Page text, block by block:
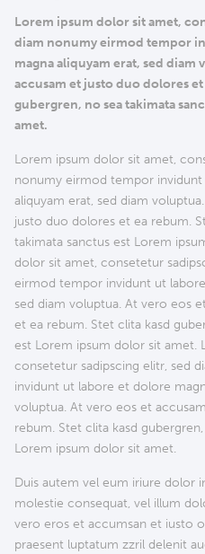
Lorem ipsum dolor sit amet,
diam nonumy eirmod tempor
magna aliquyam erat, sed diam
accusam et justo duo dolores
gubergren, no sea takimata
amet.
Lorem ipsum dolor sit amet,
nonumy eirmod tempor
aliquyam erat, sed diam
justo duo dolores et ea rebum.
takimata sanctus est Lorem
dolor sit amet, consetetur
eirmod tempor invidunt ut
sed diam voluptua. At vero eos
et ea rebum. Stet clita kasd
est Lorem ipsum dolor sit amet.
consetetur sadipscing elitr, sed
invidunt ut labore et dolore
voluptua. At vero eos et
rebum. Stet clita kasd
Lorem ipsum dolor sit amet.
Duis autem vel eum iriure dolor
molestie consequat, vel illum
vero eros et accumsan et iusto
praesent luptatum zzril delenit